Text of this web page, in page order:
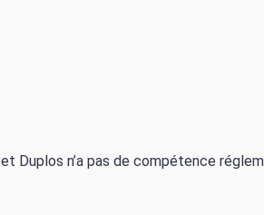
Duplos n’a pas de compétence